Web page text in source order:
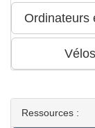
Ressources :